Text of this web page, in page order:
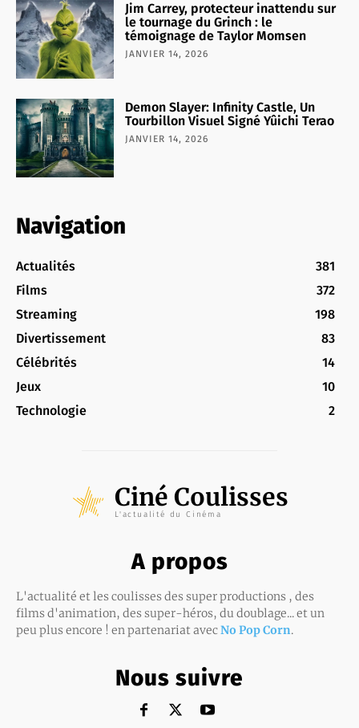
Jim Carrey, protecteur inattendu sur
le tournage du Grinch : le
témoignage de Taylor Momsen
JANVIER 14, 2026
Demon Slayer: Infinity Castle, Un
Tourbillon Visuel Signé Yûichi Terao
JANVIER 14, 2026
Navigation
Actualités
381
Films
372
Streaming
198
Divertissement
83
Célébrités
14
Jeux
10
Technologie
2
Ciné Coulisses
L'actualité du Cinéma
A propos
L'actualité et les coulisses des super productions , des
films d'animation, des super-héros, du doublage... et un
peu plus encore ! en partenariat avecNo Pop Corn.
Nous suivre